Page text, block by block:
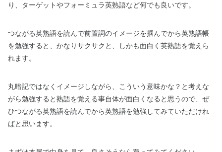
り、ターゲットやフォーミュラ英熟語など何でも良いです。
つながる英熟語を読んで前置詞のイメージを掴んでから英熟語帳
を勉強すると、かなりサクサクと、しかも面白く英熟語を覚えら
れます。
丸暗記ではなくイメージしながら、こういう意味かな？と考えな
がら勉強すると熟語を覚える事自体が面白くなると思うので、ぜ
ひつながる英熟語を読んでから英熟語を勉強してみていただけれ
ばと思います。